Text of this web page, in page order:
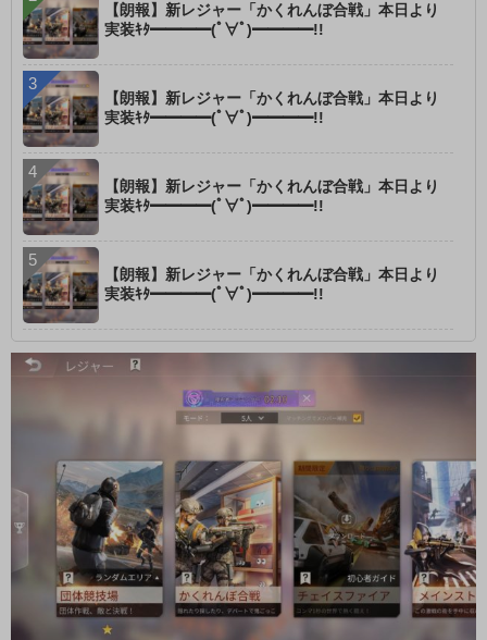
【朗報】新レジャー「かくれんぼ合戦」本日より
実装ｷﾀ━━━━(ﾟ∀ﾟ)━━━━!!
【朗報】新レジャー「かくれんぼ合戦」本日より
実装ｷﾀ━━━━(ﾟ∀ﾟ)━━━━!!
【朗報】新レジャー「かくれんぼ合戦」本日より
実装ｷﾀ━━━━(ﾟ∀ﾟ)━━━━!!
【朗報】新レジャー「かくれんぼ合戦」本日より
実装ｷﾀ━━━━(ﾟ∀ﾟ)━━━━!!